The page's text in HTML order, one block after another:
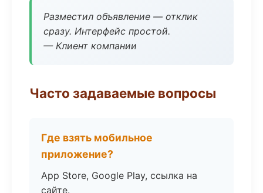
Разместил объявление — отклик
сразу. Интерфейс простой.
— Клиент компании
Часто задаваемые вопросы
Где взять мобильное
приложение?
App Store, Google Play, ссылка на
сайте.